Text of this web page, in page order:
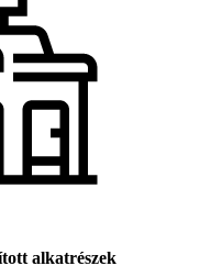
alkatrészek